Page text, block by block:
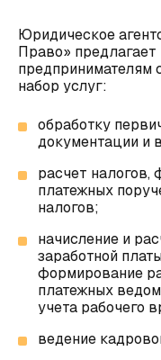
Юридическое
Право» предлагает
предпринимателям
набор услуг:
обработку
документации и
расчет налогов,
платежных
налогов;
начисление и
заработной
формирование
платежных
учета рабочего
ведение